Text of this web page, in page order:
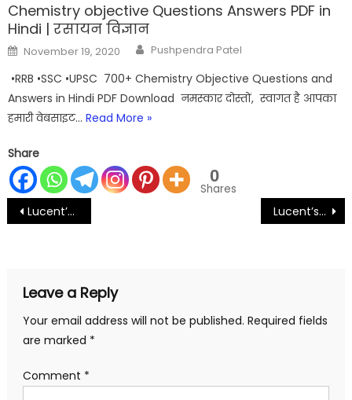
Chemistry objective Questions Answers PDF in
Hindi | रसायन विज्ञान
Posted
on
November 19, 2020 Author
Pushpendra Patel
•RRB •SSC •UPSC 700+ Chemistry Objective Questions and
Answers in Hindi PDF Download नमस्कार दोस्तों, स्वागत है आपका
हमारी वेबसाइट…Read More »
Share
0
Shares
Post
Lucent’s GK book in Hindi/English PDF Download Lucent’s Chemistry Objective Questions PDF Download
Leave a Reply
Your email address will not be published. Required fields
are marked *
Comment *